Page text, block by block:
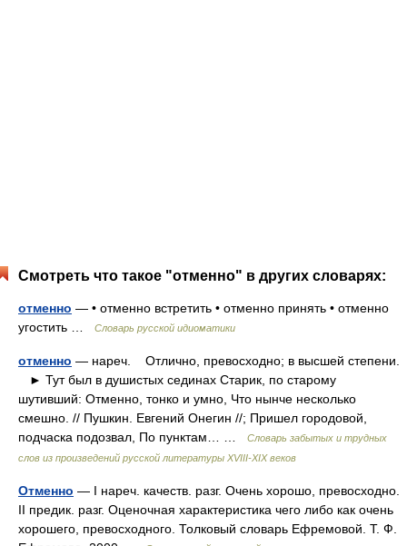
Смотреть что такое "отменно" в других словарях:
отменно — • отменно встретить • отменно принять • отменно
угостить …
Словарь русской идиоматики
отменно — нареч. Отлично, превосходно; в высшей степени.
► Тут был в душистых сединах Старик, по старому
шутивший: Отменно, тонко и умно, Что нынче несколько
смешно. // Пушкин. Евгений Онегин //; Пришел городовой,
подчаска подозвал, По пунктам… …
Словарь забытых и трудных
слов из произведений русской литературы ХVIII-ХIХ веков
Отменно — I нареч. качеств. разг. Очень хорошо, превосходно.
II предик. разг. Оценочная характеристика чего либо как очень
хорошего, превосходного. Толковый словарь Ефремовой. Т. Ф.